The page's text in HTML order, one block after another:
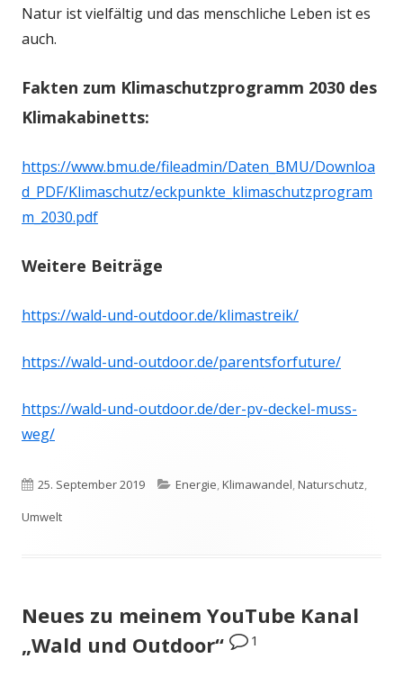
Natur ist vielfältig und das menschliche Leben ist es
auch.
Fakten zum Klimaschutzprogramm 2030 des
Klimakabinetts:
https://www.bmu.de/fileadmin/Daten_BMU/Downloa
d_PDF/Klimaschutz/eckpunkte_klimaschutzprogram
m_2030.pdf
Weitere Beiträge
https://wald-und-outdoor.de/klimastreik/
https://wald-und-outdoor.de/parentsforfuture/
https://wald-und-outdoor.de/der-pv-deckel-muss-
weg/
Veröffentlicht
am
25. September 2019 Kategorien
Energie,Klimawandel,Naturschutz,
Umwelt
Neues zu meinem YouTube Kanal
„Wald und Outdoor“
1